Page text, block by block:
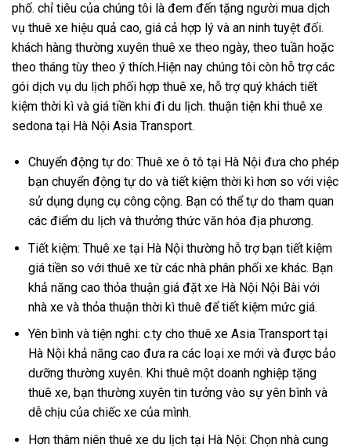
phố. chỉ tiêu của chúng tôi là đem đến tặng người mua dịch
vụ thuê xe hiệu quả cao, giá cả hợp lý và an ninh tuyệt đối.
khách hàng thường xuyên thuê xe theo ngày, theo tuần hoặc
theo tháng tùy theo ý thích.Hiện nay chúng tôi còn hỗ trợ các
gói dịch vụ du lịch phối hợp thuê xe, hỗ trợ quý khách tiết
kiệm thời kì và giá tiền khi đi du lịch. thuận tiện khi thuê xe
sedona tại Hà Nội Asia Transport.
Chuyển động tự do: Thuê xe ô tô tại Hà Nội đưa cho phép
bạn chuyển động tự do và tiết kiệm thời kì hơn so với việc
sử dụng dụng cụ công cộng. Bạn có thể tự do tham quan
các điểm du lịch và thưởng thức văn hóa địa phương.
Tiết kiệm: Thuê xe tại Hà Nội thường hỗ trợ bạn tiết kiệm
giá tiền so với thuê xe từ các nhà phân phối xe khác. Bạn
khả năng cao thỏa thuận giá đặt xe Hà Nội Nội Bài với
nhà xe và thỏa thuận thời kì thuê để tiết kiệm mức giá.
Yên bình và tiện nghi: c.ty cho thuê xe Asia Transport tại
Hà Nội khả năng cao đưa ra các loại xe mới và được bảo
dưỡng thường xuyên. Khi thuê một doanh nghiệp tặng
thuê xe, bạn thường xuyên tin tưởng vào sự yên bình và
dễ chịu của chiếc xe của mình.
Hơn thâm niên thuê xe du lịch tại Hà Nội: Chọn nhà cung